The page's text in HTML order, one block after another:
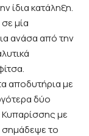
ίδια κατάληξη.
μία
ανάσα από την
αποδυτήρια με
δύο
Κυπαρίσσης με
σημάδεψε το